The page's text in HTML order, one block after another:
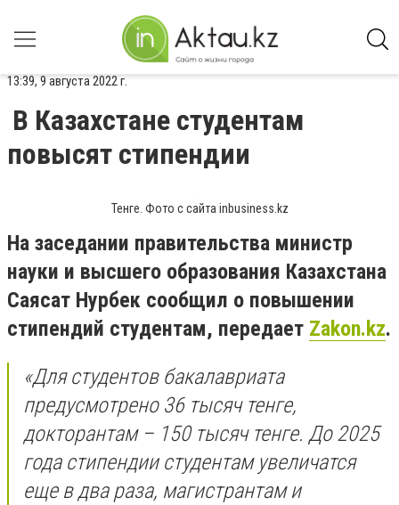
13:39, 9 августа 2022 г.
В Казахстане студентам
повысят стипендии
Тенге. Фото с сайта inbusiness.kz
На заседании правительства министр
науки и высшего образования Казахстана
Саясат Нурбек сообщил о повышении
стипендий студентам, передает Zakon.kz.
«Для студентов бакалавриата
предусмотрено 36 тысяч тенге,
докторантам – 150 тысяч тенге. До 2025
года стипендии студентам увеличатся
еще в два раза, магистрантам и